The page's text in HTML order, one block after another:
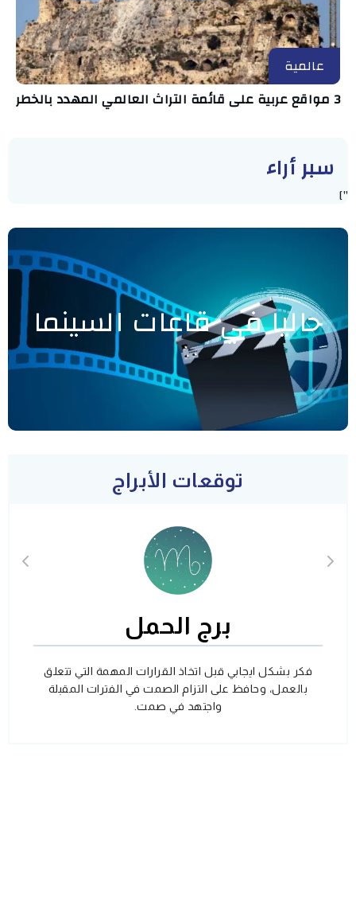
عالمية
3 مواقع عربية على قائمة التراث العالمي المهدد بالخطر
سبر أراء
"]
حاليا في قاعات السينما
توقعات الأبراج
برج الحمل
فكر بشكل ايجابي قبل اتخاذ القرارات المهمة التي تتعلق
بالعمل، وحافظ على التزام الصمت في الفترات المقبلة
واجتهد في صمت.